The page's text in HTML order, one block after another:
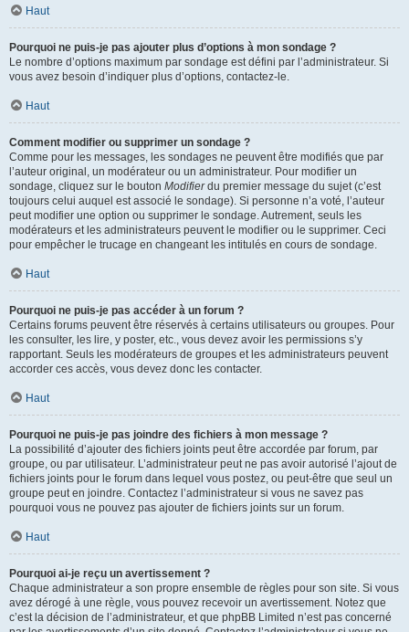
Haut
Pourquoi ne puis-je pas ajouter plus d’options à mon sondage ?
Le nombre d’options maximum par sondage est défini par l’administrateur. Si
vous avez besoin d’indiquer plus d’options, contactez-le.
Haut
Comment modifier ou supprimer un sondage ?
Comme pour les messages, les sondages ne peuvent être modifiés que par
l’auteur original, un modérateur ou un administrateur. Pour modifier un
sondage, cliquez sur le bouton Modifierdu premier message du sujet (c’est
toujours celui auquel est associé le sondage). Si personne n’a voté, l’auteur
peut modifier une option ou supprimer le sondage. Autrement, seuls les
modérateurs et les administrateurs peuvent le modifier ou le supprimer. Ceci
pour empêcher le trucage en changeant les intitulés en cours de sondage.
Haut
Pourquoi ne puis-je pas accéder à un forum ?
Certains forums peuvent être réservés à certains utilisateurs ou groupes. Pour
les consulter, les lire, y poster, etc., vous devez avoir les permissions s’y
rapportant. Seuls les modérateurs de groupes et les administrateurs peuvent
accorder ces accès, vous devez donc les contacter.
Haut
Pourquoi ne puis-je pas joindre des fichiers à mon message ?
La possibilité d’ajouter des fichiers joints peut être accordée par forum, par
groupe, ou par utilisateur. L’administrateur peut ne pas avoir autorisé l’ajout de
fichiers joints pour le forum dans lequel vous postez, ou peut-être que seul un
groupe peut en joindre. Contactez l’administrateur si vous ne savez pas
pourquoi vous ne pouvez pas ajouter de fichiers joints sur un forum.
Haut
Pourquoi ai-je reçu un avertissement ?
Chaque administrateur a son propre ensemble de règles pour son site. Si vous
avez dérogé à une règle, vous pouvez recevoir un avertissement. Notez que
c’est la décision de l’administrateur, et que phpBB Limited n’est pas concerné